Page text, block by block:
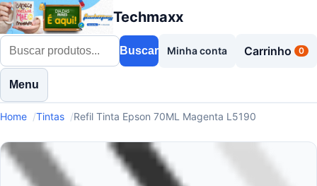
Techmaxx
Buscar Minha conta Carrinho 0
Menu
Home Tintas Refil Tinta Epson 70ML Magenta L5190